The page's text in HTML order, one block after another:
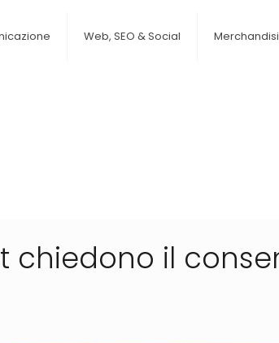
Web, SEO & Social
chiedono il